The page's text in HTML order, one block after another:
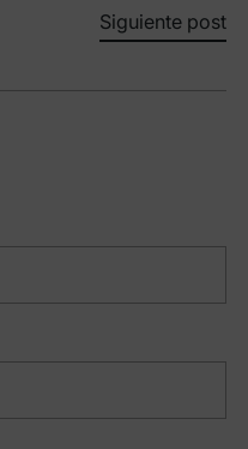
Siguiente post